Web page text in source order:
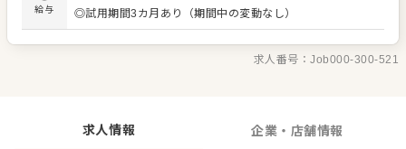
るため、新規事業への挑戦でありながら、長期にわたって
めポイント＞ 乗船期間中は、3食の食事と快適な居住環境
がすべて無償で提供されるため、生活費を抑えて効率よく
健やかに働けます。
給与 ◎試用期間3カ月あり（期間中の変動なし）
求人番号：Job000-300-521
求人情報 企業・店舗情報